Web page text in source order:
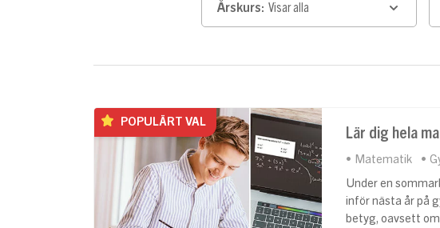
Årskurs: Visar alla
POPULÄRT VAL
Lär dig hela
Matematik
Under en
inför nästa år på
betyg, oavsett